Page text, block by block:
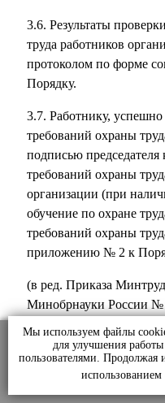
3.6. Результаты
труда работников
протоколом по форме
Порядку.
3.7. Работнику,
требований охраны
подписью
требований охраны
организации (при
обучение по охране
требований охраны
приложению № 2 к
(в ред. Приказа
Минобрнауки России №
3.8. Работник, не
требований охраны
этого пройти
позднее одного месяца.
Мы используем файлы
для улучшения
пользователями. Продолжая
использованием
Сайт использует файлы cookie
Продолжая использовать